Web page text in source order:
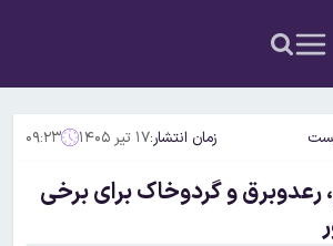
زمان انتشار:۱۷ تیر ۱۴۰۵ ۰۹:۲۳
رعدوبرق و گردوخاک برای برخی